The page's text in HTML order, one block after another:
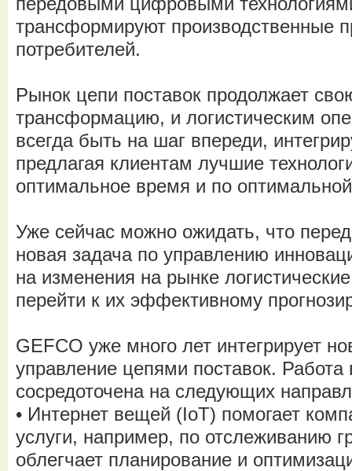
трансформируют производственные
потребителей.
Рынок цепи поставок продолжает
трансформацию, и логистическим
всегда быть на шаг впереди,
предлагая клиентам лучшие
оптимальное время и по
Уже сейчас можно ожидать, что перед
новая задача по управлению
на изменения на рынке
перейти к их эффективному
GEFCO уже много лет интегрирует
управление цепями поставок. Работа
сосредоточена на следующих
• Интернет вещей (IoT) помогает
услуги, например, по отслеживанию
облегчает планирование и